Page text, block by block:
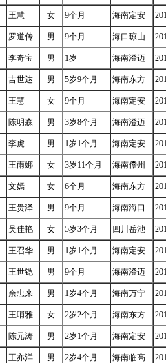
王慧 女 9个月 海南定安
罗道传 男 9个月 海口琼山
李奇宝 男 1岁 海南澄迈
吉世达 男 5岁9个月 海南东方
王慧 女 9个月 海南定安
陈明森 男 3岁8个月 海南澄迈
李虎 男 1岁1个月 海南定安
王雨娜 女 3岁11个月 海南儋州
文嫣 女 6个月 海南东方
王贵泽 男 9个月 海南海口
吴佳艳 女 5岁3个月 四川岳池
王召华 男 1岁1个月 海南定安
王世铠 男 9个月 海南澄迈
余忠来 男 1岁4个月 海南万宁
王哨雅 女 2岁2个月 海南东方
陈元涛 男 2岁1个月 海南定安
王亦洋 男 2岁4个月 海南临高